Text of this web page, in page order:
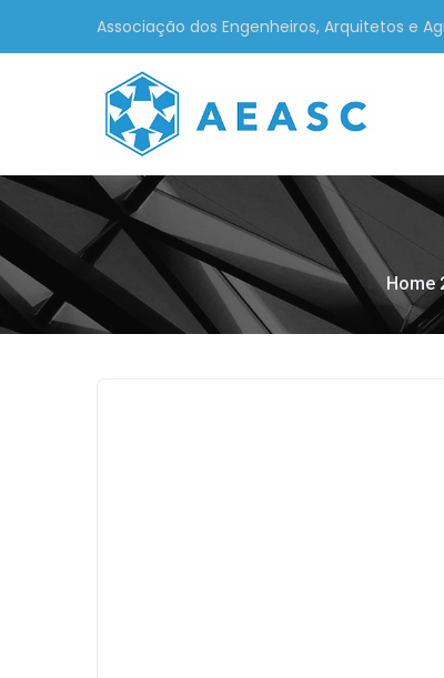
Associação dos Engenheiros, Arquitetos e
Home